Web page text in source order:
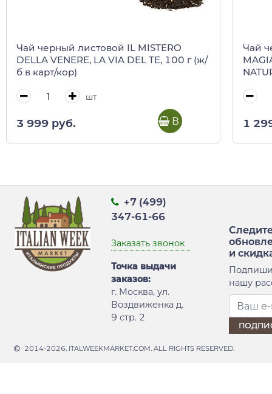
Чай черный листовой IL MISTERO
DELLA VENERE, LA VIA DEL TE, 100 г (ж/
б в карт/кор)
шт
3 999 руб. В корзину
Чай
1
+7 (499)
347-61-66
Заказать звонок
Точка выдачи
заказов:
г. Москва, ул.
Воздвиженка д.
9 стр. 2
и
нашу
2014-2026, ITALWEEKMARKET.COM. ALL RIGHTS RESERVED.